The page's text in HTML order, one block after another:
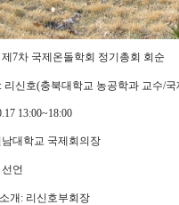
제7차 국제온돌학회 정기총회 회순
리신호(충북대학교 농공학과 교수/
13:00~18:00
대학교 국제회의장
언
개: 리신호부회장